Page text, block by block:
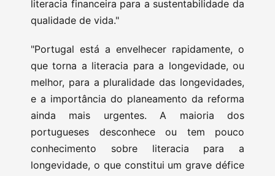
literacia financeira para a sustentabilidade da
qualidade de vida."
"Portugal está a envelhecer rapidamente, o
que torna a literacia para a longevidade, ou
melhor, para a pluralidade das longevidades,
e a importância do planeamento da reforma
ainda mais urgentes. A maioria dos
portugueses desconhece ou tem pouco
conhecimento sobre literacia para a
longevidade, o que constitui um grave défice